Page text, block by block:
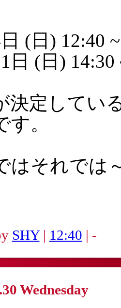
(日) 12:40
日 (日) 14:30
決定してい
す。
はそれでは
SHY| 12:40 | -
Wednesday